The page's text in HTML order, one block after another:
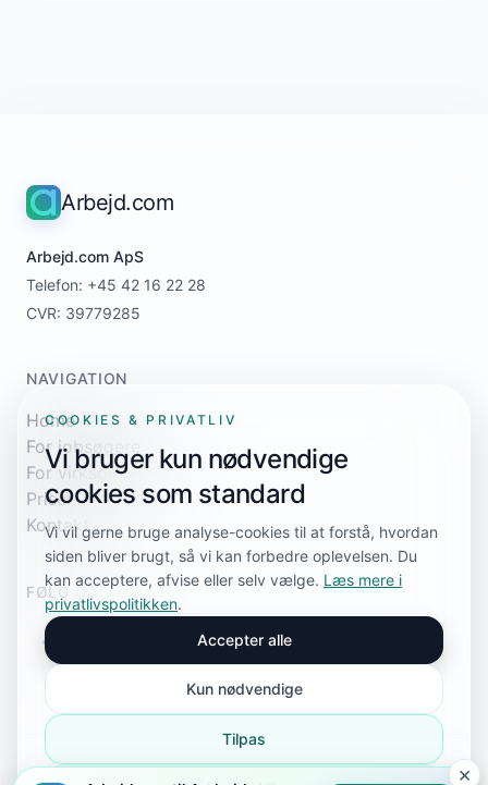
Arbejd.com
Arbejd.com ApS
Telefon: +45 42 16 22 28
CVR: 39779285
NAVIGATION
Home
For jobsøgere
For virksomheder
Priser
Kontakt
FØLG OS
© 2026 Arbejd.com. Alle rettigheder forbeholdes. ×
COOKIES & PRIVATLIV
Vi bruger kun nødvendige
cookies som standard
Vi vil gerne bruge analyse-cookies til at forstå, hvordan
siden bliver brugt, så vi kan forbedre oplevelsen. Du
kan acceptere, afvise eller selv vælge. Læs mere i
privatlivspolitikken.
Accepter alle
Kun nødvendige
Tilpas